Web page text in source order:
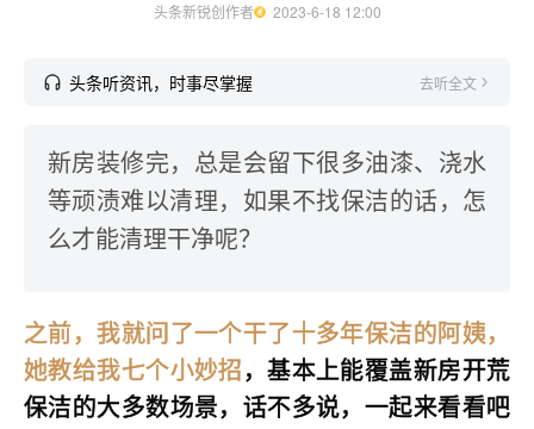
头条新锐创作者
  2023-6-18 12:00
头条听资讯，时事尽掌握 去听全文
新房装修完，总是会留下很多油漆、浇水
等顽渍难以清理，如果不找保洁的话，怎
么才能清理干净呢？
之前，我就问了一个干了十多年保洁的阿姨，
她教给我七个小妙招 ，基本上能覆盖新房开荒
保洁的大多数场景，话不多说，一起来看看吧